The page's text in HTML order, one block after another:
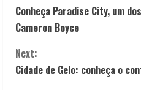
o
n
t
Conheça Paradise City, um
Cameron Boyce
Next:
Cidade de Gelo: conheça o